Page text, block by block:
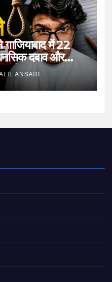
में 22
दबाव और
उठे सवाल
ANSARI